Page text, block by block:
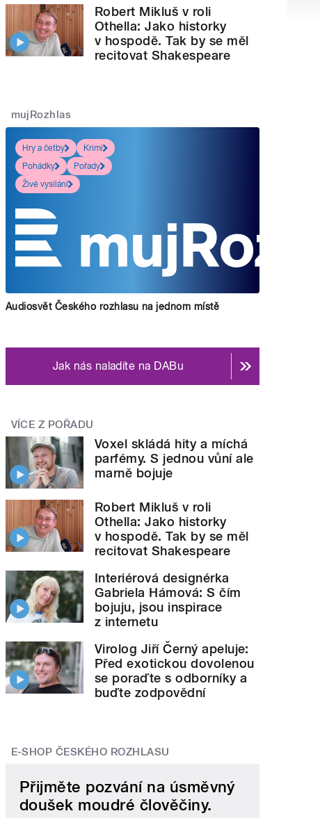
Robert Mikluš v roli
Othella: Jako historky
v hospodě. Tak by se měl
recitovat Shakespeare
mujRozhlas
Hry a četby
Krimi
Pohádky
Pořady
Živé vysílání
Audiosvět Českého rozhlasu na jednom místě
Jak nás naladíte na DABu
VÍCE Z POŘADU
Voxel skládá hity a míchá
parfémy. S jednou vůní ale
marně bojuje
Robert Mikluš v roli
Othella: Jako historky
v hospodě. Tak by se měl
recitovat Shakespeare
Interiérová designérka
Gabriela Hámová: S čím
bojuju, jsou inspirace
z internetu
Virolog Jiří Černý apeluje:
Před exotickou dovolenou
se poraďte s odborníky a
buďte zodpovědní
E-SHOP ČESKÉHO ROZHLASU
Přijměte pozvání na úsměvný
doušek moudré člověčiny.